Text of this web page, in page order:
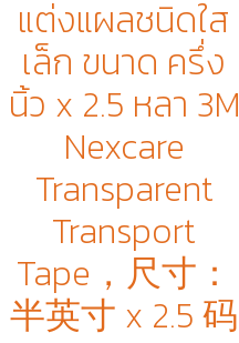
แต่งแผลชนิดใส
เล็ก ขนาด ครึ่ง
นิ้ว x 2.5 หลา 3M
Nexcare
Transparent
Transport
Tape，尺寸：
半英寸 x 2.5 码